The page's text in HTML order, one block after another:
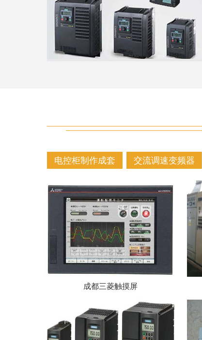
电控柜制作成套 交流调速变频器
成都三菱触摸屏